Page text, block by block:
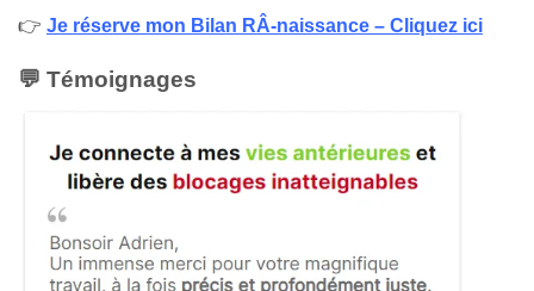
👉 Je réserve mon Bilan RÂ-naissance – Cliquez ici
💬 Témoignages